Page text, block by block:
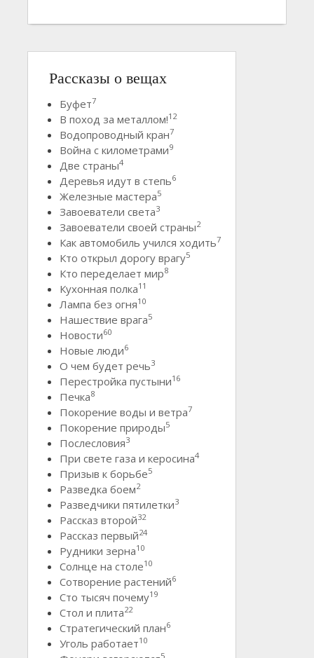
Рассказы о вещах
Буфет7
В поход за металлом!12
Водопроводный кран7
Война с километрами9
Две страны4
Деревья идут в степь6
Железные мастера5
Завоеватели света3
Завоеватели своей страны2
Как автомобиль учился ходить7
Кто открыл дорогу врагу5
Кто переделает мир8
Кухонная полка11
Лампа без огня10
Нашествие врага5
Новости60
Новые люди6
О чем будет речь3
Перестройка пустыни16
Печка8
Покорение воды и ветра7
Покорение природы5
Послесловия3
При свете газа и керосина4
Призыв к борьбе5
Разведка боем2
Разведчики пятилетки3
Рассказ второй32
Рассказ первый24
Рудники зерна10
Солнце на столе10
Сотворение растений6
Сто тысяч почему19
Стол и плита22
Стратегический план6
Уголь работает10
5